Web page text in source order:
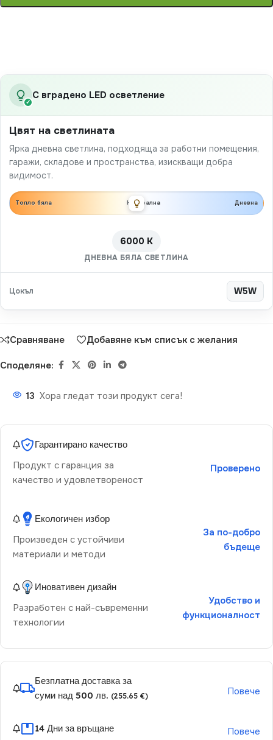
✓
С вградено LED осветление
Цвят на светлината
Ярка дневна светлина, подходяща за работни помещения,
гаражи, складове и пространства, изискващи добра
видимост.
Топло бяла Неутрална Дневна
6000 K
ДНЕВНА БЯЛА СВЕТЛИНА
Цокъл W5W
Сравняване Добавяне към списък с желания
Споделяне:
13 Хора гледат този продукт сега!
Гарантирано качество
Продукт с гаранция за
качество и удовлетвореност
Проверено
Екологичен избор
Произведен с устойчиви
материали и методи
За по-добро
бъдеще
Иновативен дизайн
Разработен с най-съвременни
технологии
Удобство и
функционалност
Безплатна доставка за
суми над 500 лв. (255.65 €) Повече
14 Дни за връщане Повече